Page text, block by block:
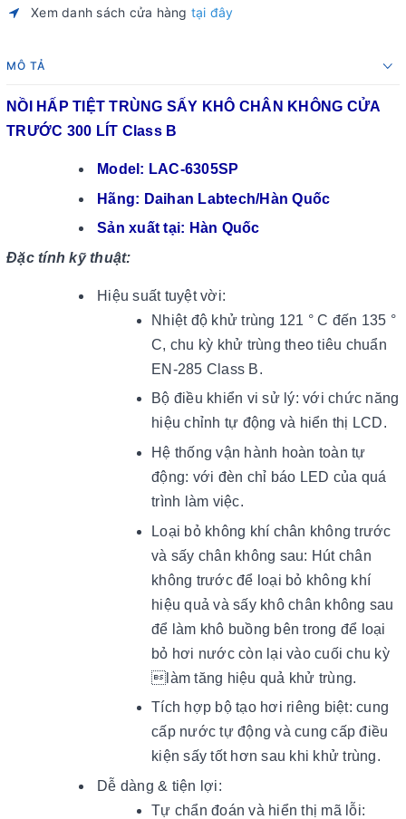
Xem danh sách cửa hàng tại đây
MÔ TẢ
NỒI HẤP TIỆT TRÙNG SẤY KHÔ CHÂN KHÔNG CỬA
TRƯỚC 300 LÍT Class B
Model: LAC-6305SP
Hãng: Daihan Labtech/Hàn Quốc
Sản xuất tại: Hàn Quốc
Đặc tính kỹ thuật:
Hiệu suất tuyệt vời:
Nhiệt độ khử trùng 121 ° C đến 135 °
C, chu kỳ khử trùng theo tiêu chuẩn
EN-285 Class B.
Bộ điều khiển vi sử lý: với chức năng
hiệu chỉnh tự động và hiển thị LCD.
Hệ thống vận hành hoàn toàn tự
động: với đèn chỉ báo LED của quá
trình làm việc.
Loại bỏ không khí chân không trước
và sấy chân không sau: Hút chân
không trước để loại bỏ không khí
hiệu quả và sấy khô chân không sau
để làm khô buồng bên trong để loại
bỏ hơi nước còn lại vào cuối chu kỳ
làm tăng hiệu quả khử trùng.
Tích hợp bộ tạo hơi riêng biệt: cung
cấp nước tự động và cung cấp điều
kiện sấy tốt hơn sau khi khử trùng.
Dễ dàng & tiện lợi:
Tự chẩn đoán và hiển thị mã lỗi: